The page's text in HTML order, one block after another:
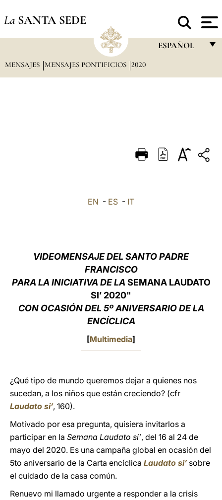
La SANTA SEDE
ESPAÑOL
DEUTSCH
MENSAJES MENSAJES PONTIFICIOS 2020
EN - ES - IT
VIDEOMENSAJE DEL SANTO PADRE
FRANCISCO
PARA LA INICIATIVA DE LA SEMANA LAUDATO
SI’ 2020"
CON OCASIÓN DEL 5º ANIVERSARIO DE LA
ENCÍCLICA
[Multimedia]
¿Qué tipo de mundo queremos dejar a quienes nos
sucedan, a los niños que están creciendo? (cfr
Laudato si’, 160).
Motivado por esa pregunta, quisiera invitarlos a
participar en la Semana Laudato si’, del 16 al 24 de
mayo del 2020. Es una campaña global en ocasión del
5to aniversario de la Carta encíclica Laudato si’sobre
el cuidado de la casa común.
Renuevo mi llamado urgente a responder a la crisis